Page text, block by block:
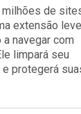
de
extensão leve
navegar com
limpará seu
e protegerá